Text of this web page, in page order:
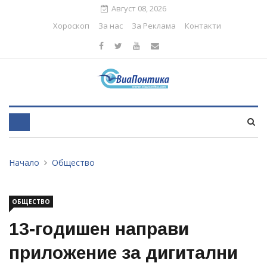
Август 08, 2026
Хороскоп
За нас За Реклама Контакти
Начало Общество
ОБЩЕСТВО
13-годишен направи
приложение за дигитални